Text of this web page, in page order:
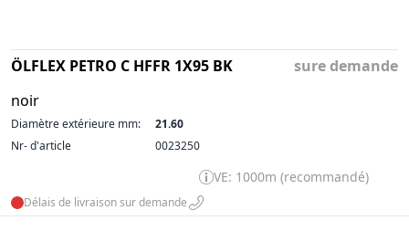
ÖLFLEX PETRO C HFFR 1X95 BK
noir
sure demande
Diamètre extérieure mm:
21.60
Nr- d'article
0023250
VE: 1000m (recommandé)
Délais de livraison sur demande